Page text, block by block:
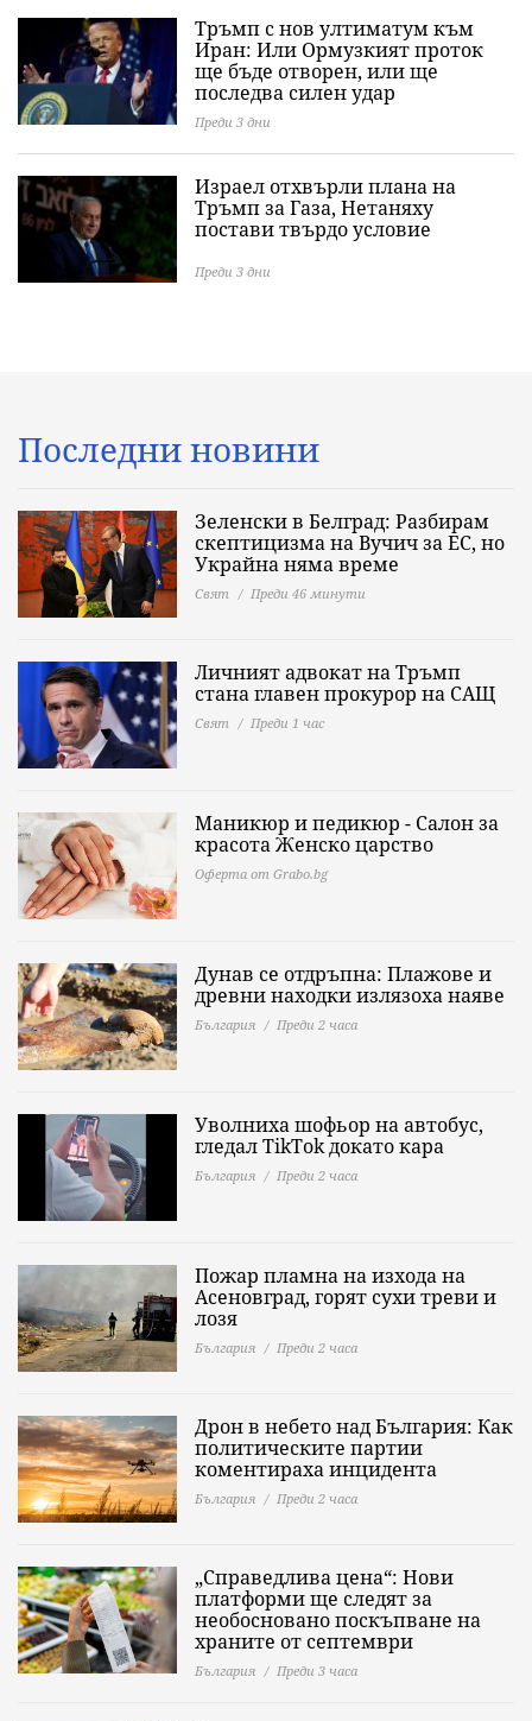
Тръмп с нов ултиматум към
Иран: Или Ормузкият проток
ще бъде отворен, или ще
последва силен удар
Преди 3 дни
Израел отхвърли плана на
Тръмп за Газа, Нетаняху
постави твърдо условие
Преди 3 дни
Последни новини
Зеленски в Белград: Разбирам
скептицизма на Вучич за ЕС, но
Украйна няма време
Свят Преди 46 минути
Личният адвокат на Тръмп
стана главен прокурор на САЩ
Свят Преди 1 час
Маникюр и педикюр - Салон за
красота Женско царство
Оферта от Grabo.bg
Дунав се отдръпна: Плажове и
древни находки излязоха наяве
България Преди 2 часа
Уволниха шофьор на автобус,
гледал TikTok докато кара
България Преди 2 часа
Пожар пламна на изхода на
Асеновград, горят сухи треви и
лозя
България Преди 2 часа
Дрон в небето над България: Как
политическите партии
коментираха инцидента
България Преди 2 часа
„Справедлива цена“: Нови
платформи ще следят за
необосновано поскъпване на
храните от септември
България Преди 3 часа